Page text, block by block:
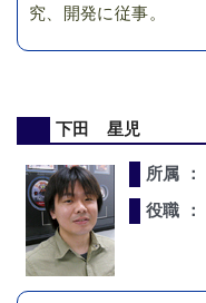
究、開発に従事。
下田 星児
所属 ：
役職 ：